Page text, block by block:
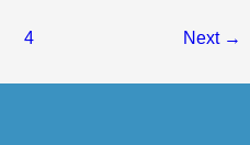
4 Next →